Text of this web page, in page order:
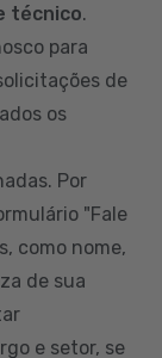
técnico.
para
de
os
Por
"Fale
como nome,
de sua
e setor, se